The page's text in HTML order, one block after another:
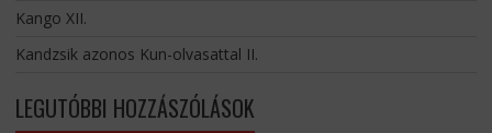
Kango XII.
Kandzsik azonos Kun-olvasattal II.
LEGUTÓBBI HOZZÁSZÓLÁSOK